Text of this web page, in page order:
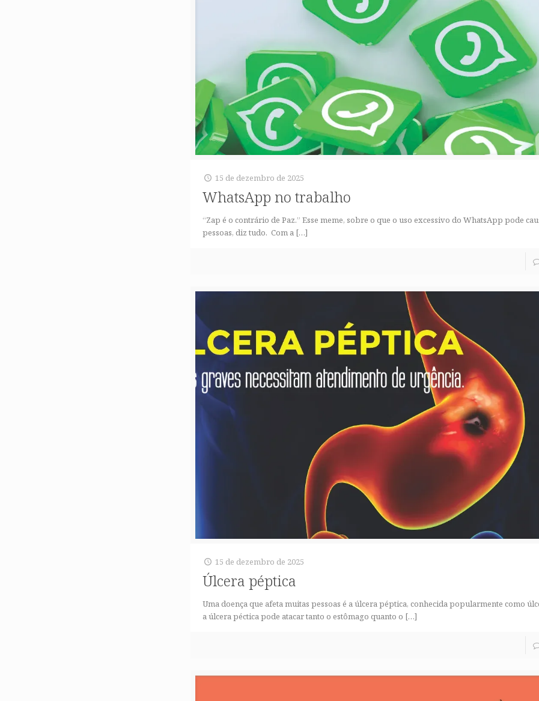
15 de dezembro de 2025
WhatsApp no trabalho
“Zap é o contrário de Paz.” Esse meme, sobre o que o uso excessivo do WhatsApp pode
pessoas, diz tudo. Com a […]
15 de dezembro de 2025
Úlcera péptica
Uma doença que afeta muitas pessoas é a úlcera péptica, conhecida popularmente como
a úlcera péctica pode atacar tanto o estômago quanto o […]